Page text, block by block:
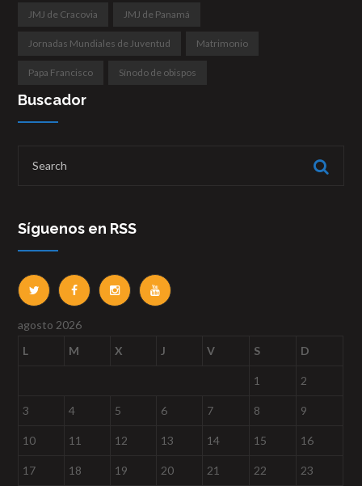
JMJ de Cracovia JMJ de Panamá
Jornadas Mundiales de Juventud Matrimonio
Papa Francisco Sínodo de obispos
Buscador
Síguenos en RSS
agosto 2026
L
M X J V S D
1 2
3 4 5 6 7 8 9
10 11 12 13 14 15 16
17 18 19 20 21 22 23